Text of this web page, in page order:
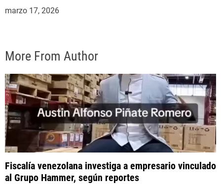
marzo 17, 2026
More From Author
Fiscalía venezolana investiga a empresario vinculado
al Grupo Hammer, según reportes